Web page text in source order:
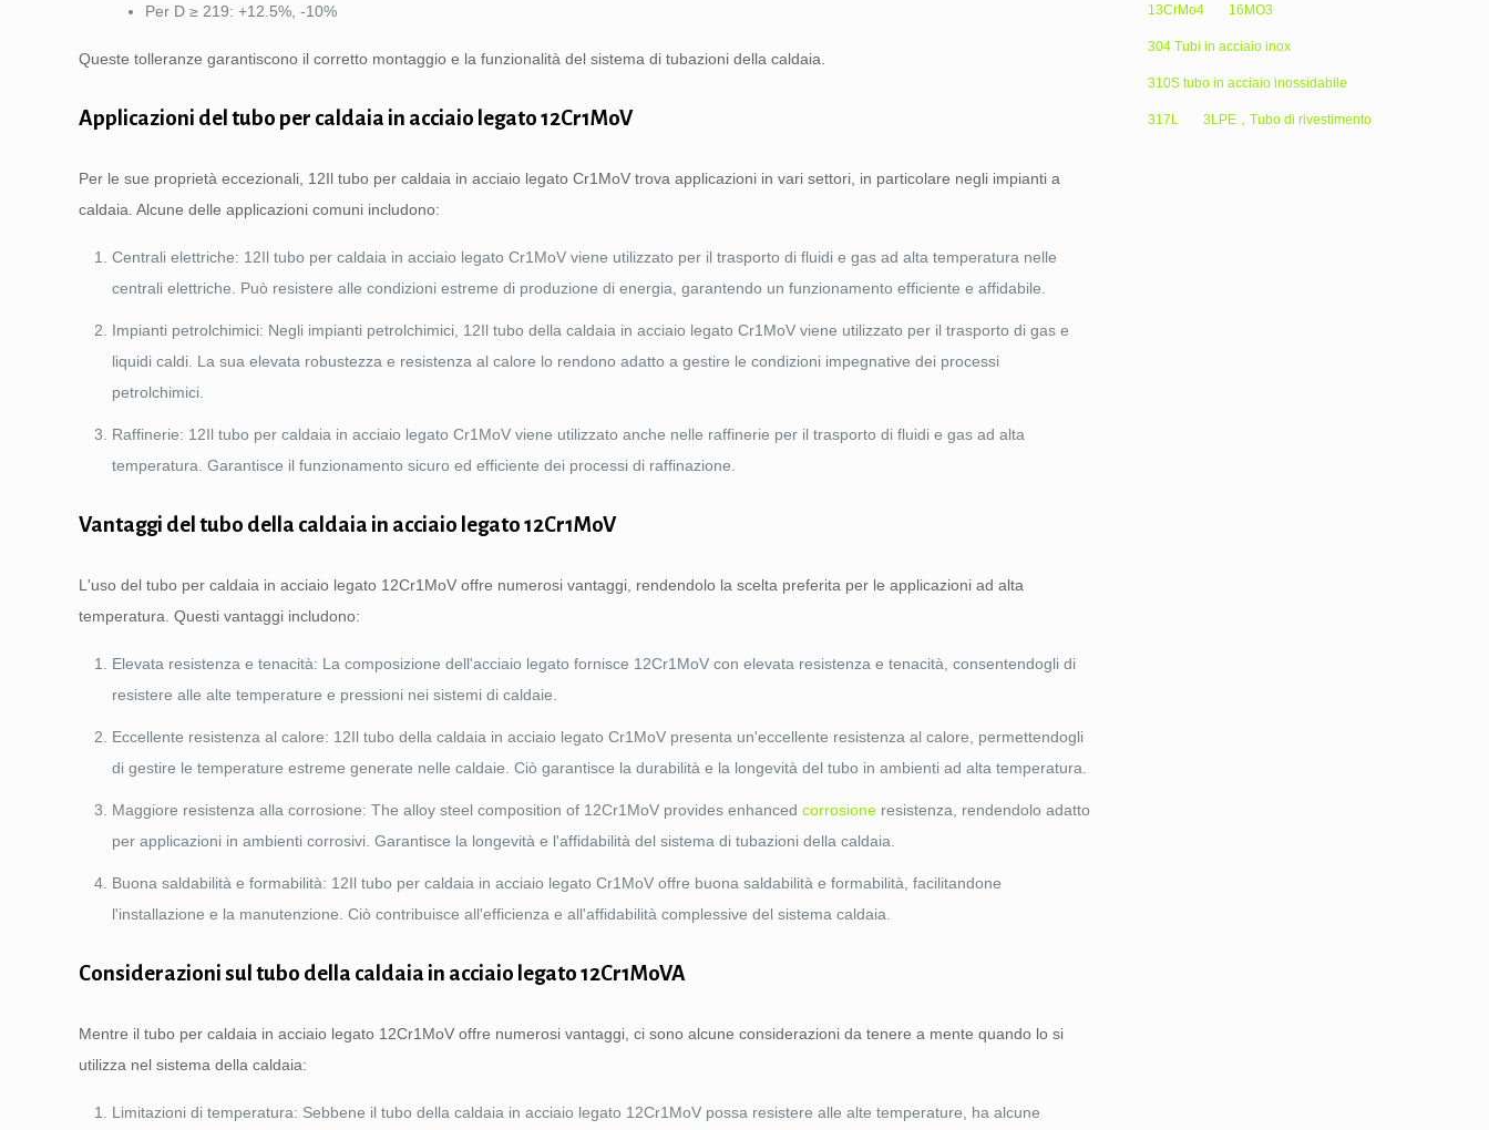
Per D ≥ 219: +12.5%, -10%
Queste tolleranze garantiscono il corretto montaggio e la funzionalità del sistema di tubazioni della caldaia.
Applicazioni del tubo per caldaia in acciaio legato 12Cr1MoV
Per le sue proprietà eccezionali, 12Il tubo per caldaia in acciaio legato Cr1MoV trova applicazioni in vari settori, in particolare negli impianti a
caldaia. Alcune delle applicazioni comuni includono:
Centrali elettriche: 12Il tubo per caldaia in acciaio legato Cr1MoV viene utilizzato per il trasporto di fluidi e gas ad alta temperatura nelle
centrali elettriche. Può resistere alle condizioni estreme di produzione di energia, garantendo un funzionamento efficiente e affidabile.
Impianti petrolchimici: Negli impianti petrolchimici, 12Il tubo della caldaia in acciaio legato Cr1MoV viene utilizzato per il trasporto di gas e
liquidi caldi. La sua elevata robustezza e resistenza al calore lo rendono adatto a gestire le condizioni impegnative dei processi
petrolchimici.
Raffinerie: 12Il tubo per caldaia in acciaio legato Cr1MoV viene utilizzato anche nelle raffinerie per il trasporto di fluidi e gas ad alta
temperatura. Garantisce il funzionamento sicuro ed efficiente dei processi di raffinazione.
Vantaggi del tubo della caldaia in acciaio legato 12Cr1MoV
L'uso del tubo per caldaia in acciaio legato 12Cr1MoV offre numerosi vantaggi, rendendolo la scelta preferita per le applicazioni ad alta
temperatura. Questi vantaggi includono:
Elevata resistenza e tenacità: La composizione dell'acciaio legato fornisce 12Cr1MoV con elevata resistenza e tenacità, consentendogli di
resistere alle alte temperature e pressioni nei sistemi di caldaie.
Eccellente resistenza al calore: 12Il tubo della caldaia in acciaio legato Cr1MoV presenta un'eccellente resistenza al calore, permettendogli
di gestire le temperature estreme generate nelle caldaie. Ciò garantisce la durabilità e la longevità del tubo in ambienti ad alta temperatura.
Maggiore resistenza alla corrosione:The alloy steel composition of 12Cr1MoV provides enhanced corrosione resistenza, rendendolo adatto
per applicazioni in ambienti corrosivi. Garantisce la longevità e l'affidabilità del sistema di tubazioni della caldaia.
Buona saldabilità e formabilità: 12Il tubo per caldaia in acciaio legato Cr1MoV offre buona saldabilità e formabilità, facilitandone
l'installazione e la manutenzione. Ciò contribuisce all'efficienza e all'affidabilità complessive del sistema caldaia.
Considerazioni sul tubo della caldaia in acciaio legato 12Cr1MoVA
Mentre il tubo per caldaia in acciaio legato 12Cr1MoV offre numerosi vantaggi, ci sono alcune considerazioni da tenere a mente quando lo si
utilizza nel sistema della caldaia:
Limitazioni di temperatura: Sebbene il tubo della caldaia in acciaio legato 12Cr1MoV possa resistere alle alte temperature, ha alcune
13CrMo4 16MO3
304 Tubi in acciaio inox
310S tubo in acciaio inossidabile
317L 3LPE，Tubo di rivestimento